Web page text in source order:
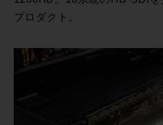
プロダクト。